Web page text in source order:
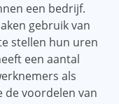
een bedrijf.
gebruik van
stellen hun uren
een aantal
als
de voordelen van